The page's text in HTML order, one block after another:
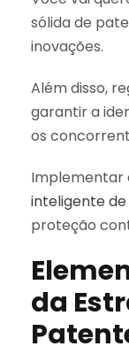
sólida de
inovações.
Além disso,
garantir a
os
Implementar
inteligente
proteção
da